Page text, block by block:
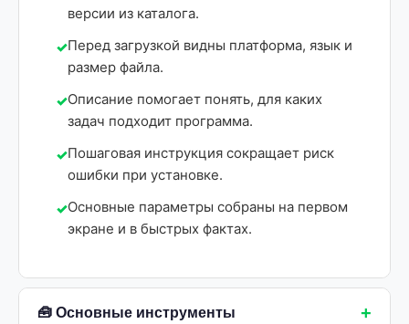
версии из каталога.
Перед загрузкой видны платформа, язык и
размер файла.
Описание помогает понять, для каких
задач подходит программа.
Пошаговая инструкция сокращает риск
ошибки при установке.
Основные параметры собраны на первом
экране и в быстрых фактах.
🧰 Основные инструменты +